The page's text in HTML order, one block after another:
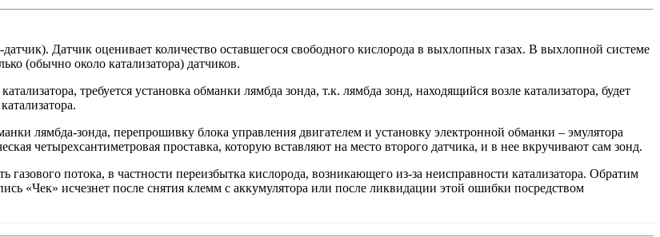
Датчик оценивает количество оставшегося свободного кислорода в выхлопных газах. В выхлопной системе
(обычно около катализатора) датчиков.
требуется установка обманки лямбда зонда, т.к. лямбда зонд, находящийся возле катализатора, будет
лямбда-зонда, перепрошивку блока управления двигателем и установку электронной обманки – эмулятора
четырехсантиметровая проставка, которую вставляют на место второго датчика, и в нее вкручивают сам зонд.
газового потока, в частности переизбытка кислорода, возникающего из-за неисправности катализатора. Обратим
«Чек» исчезнет после снятия клемм с аккумулятора или после ликвидации этой ошибки посредством